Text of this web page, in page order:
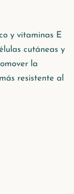
y vitaminas E
cutáneas y
la
resistente al